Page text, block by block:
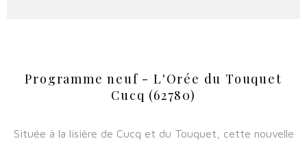
Programme neuf - L'Orée du Touquet
Cucq (62780)
Située à la lisière de Cucq et du Touquet, cette nouvelle